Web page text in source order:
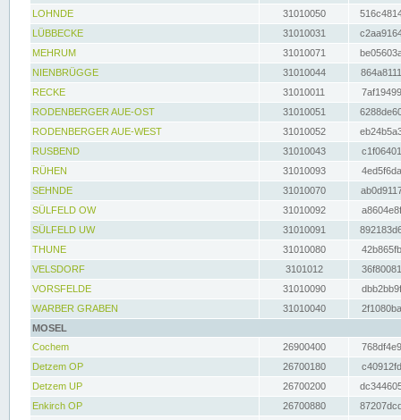
LOHNDE
31010050
LÜBBECKE
31010031
MEHRUM
31010071
NIENBRÜGGE
31010044
RECKE
31010011
RODENBERGER AUE-OST
31010051
RODENBERGER AUE-WEST
31010052
RUSBEND
31010043
RÜHEN
31010093
SEHNDE
31010070
SÜLFELD OW
31010092
SÜLFELD UW
31010091
THUNE
31010080
VELSDORF
3101012
VORSFELDE
31010090
WARBER GRABEN
31010040
MOSEL
Cochem
26900400
Detzem OP
26700180
Detzem UP
26700200
Enkirch OP
26700880